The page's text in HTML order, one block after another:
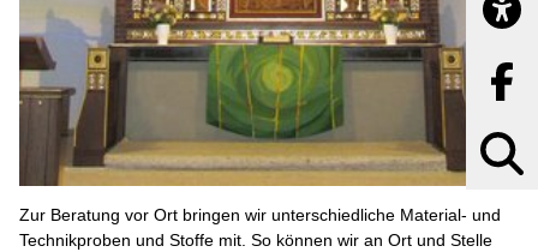
Zur Beratung vor Ort bringen wir unterschiedliche Material- und
Technikproben und Stoffe mit. So können wir an Ort und Stelle